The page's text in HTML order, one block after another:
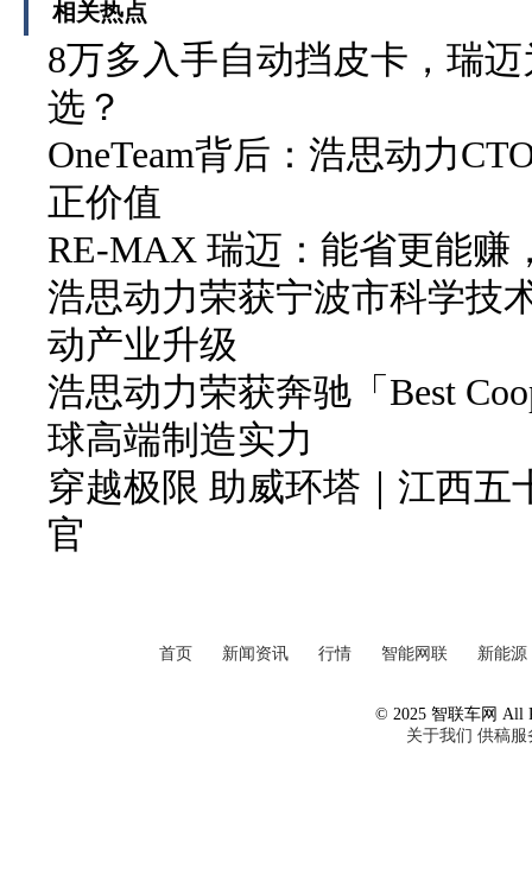
相关热点
8万多入手自动挡皮卡，瑞
选？
OneTeam背后：浩思动力
正价值
RE-MAX 瑞迈：能省更能赚
浩思动力荣获宁波市科学技
动产业升级
浩思动力荣获奔驰「Best
球高端制造实力
穿越极限 助威环塔｜江西五
官
首页 新闻资讯 行情 智能网联 新能源
© 2025 智联车网 All
关于我们 供稿服